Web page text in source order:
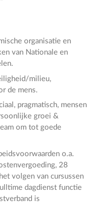
organisatie en
van Nationale en
milieu,
de mens.
pragmatisch, mensen
groei &
om tot goede
o.a.
28
volgen van cursussen
dagdienst functie
is